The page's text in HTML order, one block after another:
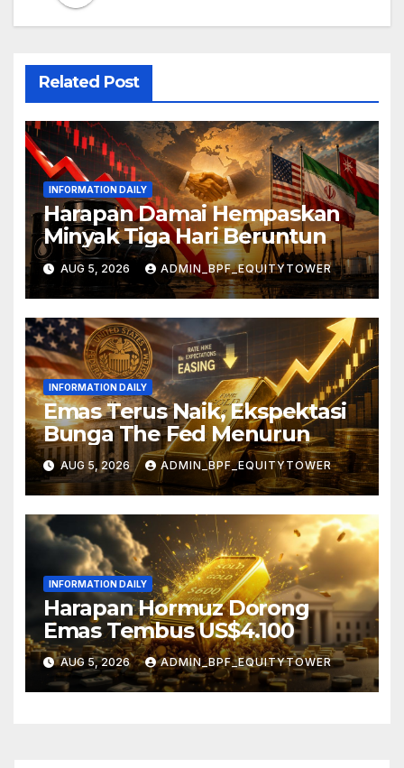
Related Post
INFORMATION DAILY
Harapan Damai Hempaskan
Minyak Tiga Hari Beruntun
AUG 5, 2026 ADMIN_BPF_EQUITYTOWER
INFORMATION DAILY
Emas Terus Naik, Ekspektasi
Bunga The Fed Menurun
AUG 5, 2026 ADMIN_BPF_EQUITYTOWER
INFORMATION DAILY
Harapan Hormuz Dorong
Emas Tembus US$4.100
AUG 5, 2026 ADMIN_BPF_EQUITYTOWER